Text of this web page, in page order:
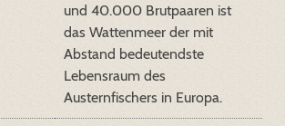
und 40.000 Brutpaaren ist
das Wattenmeer der mit
Abstand bedeutendste
Lebensraum des
Austernfischers in Europa.